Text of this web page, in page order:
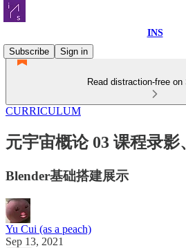
INS
Subscribe
Sign in
Read distraction-free
CURRICULUM
元宇宙概论 03 课程录
Blender基础搭建展示
Yu Cui (as a peach)
Sep 13, 2021